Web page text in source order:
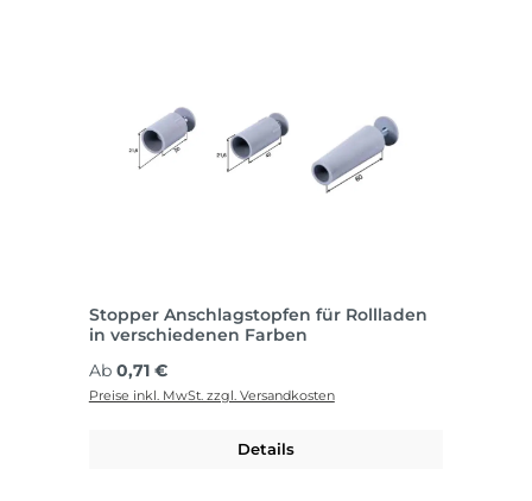
Stopper Anschlagstopfen für Rollladen
in verschiedenen Farben
Regulärer Preis:
Ab 0,71 €
Preise inkl. MwSt. zzgl. Versandkosten
Details